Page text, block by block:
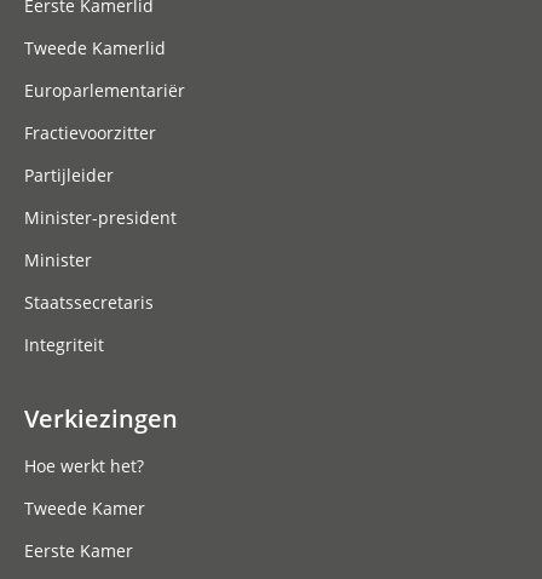
Eerste Kamerlid
Tweede Kamerlid
Europarlementariër
Fractievoorzitter
Partijleider
Minister-president
Minister
Staatssecretaris
Integriteit
Verkiezingen
Hoe werkt het?
Tweede Kamer
Eerste Kamer